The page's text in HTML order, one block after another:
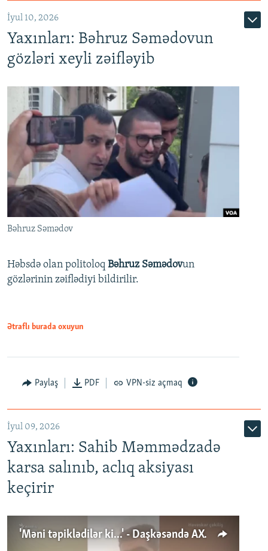
İyul 10, 2026
Yaxınları: Bəhruz Səmədovun
gözləri xeyli zəifləyib
Bəhruz Səmədov
Həbsdə olan politoloq Bəhruz Səmədovun
gözlərinin zəiflədiyi bildirilir.
Ətraflı burada oxuyun
Paylaş PDF VPN-siz açmaq
İyul 09, 2026
Yaxınları: Sahib Məmmədzadə
karsa salınıb, aclıq aksiyası
keçirir
'Məni təpiklədilər ki...' - Daşkəsəndə AXCP fəalının yaxınları onun həbsinə etiraz edirlər